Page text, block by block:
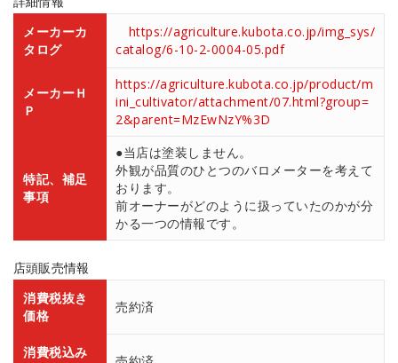
メーカーカ
タログ
https://agriculture.kubota.co.jp/img_sys/
catalog/6-10-2-0004-05.pdf
メーカーＨ
Ｐ
https://agriculture.kubota.co.jp/product/m
ini_cultivator/attachment/07.html?group=
2&parent=MzEwNzY%3D
特記、補足
事項
●当店は塗装しません。
外観が品質のひとつのバロメーターを考えて
おります。
前オーナーがどのように扱っていたのかが分
かる一つの情報です。
店頭販売情報
消費税抜き
価格
売約済
消費税込み